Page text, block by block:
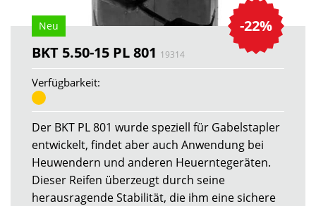
-22%
Neu
BKT 5.50-15 PL 801 19314
Verfügbarkeit:
Der BKT PL 801 wurde speziell für Gabelstapler
entwickelt, findet aber auch Anwendung bei
Heuwendern und anderen Heuerntegeräten.
Dieser Reifen überzeugt durch seine
herausragende Stabilität, die ihm eine sichere